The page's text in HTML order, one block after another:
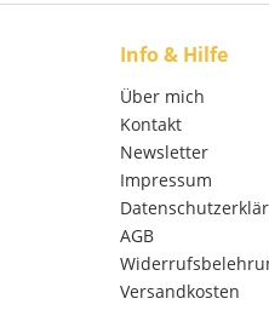
Info & Hilfe
Über mich
Kontakt
Newsletter
Impressum
AGB
Versandkosten